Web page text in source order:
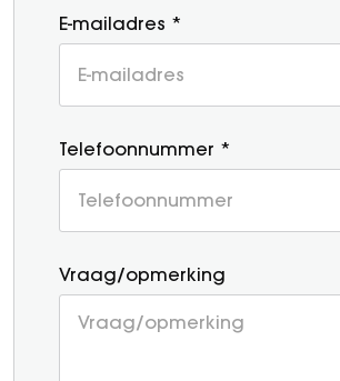
E-mailadres *
Telefoonnummer *
Vraag/opmerking